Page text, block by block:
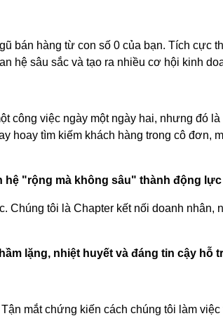
bán hàng từ con số 0 của bạn. Tích cực
hệ sâu sắc và tạo ra nhiều cơ hội kinh
công việc ngày một ngày hai, nhưng đó
hoay tìm kiếm khách hàng trong cô đơn,
hệ "rộng mà không sâu" thành động
Chúng tôi là Chapter kết nối doanh
lặng, nhiệt huyết và đáng tin cậy hỗ
Tận mắt chứng kiến cách chúng tôi làm việc